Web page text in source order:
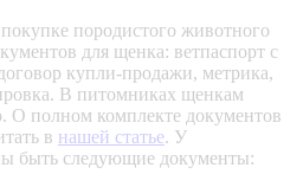
породистого животного
для щенка: ветпаспорт с
купли-продажи, метрика,
В питомниках щенкам
О полном комплекте документов
в нашей статье. У
быть следующие документы: